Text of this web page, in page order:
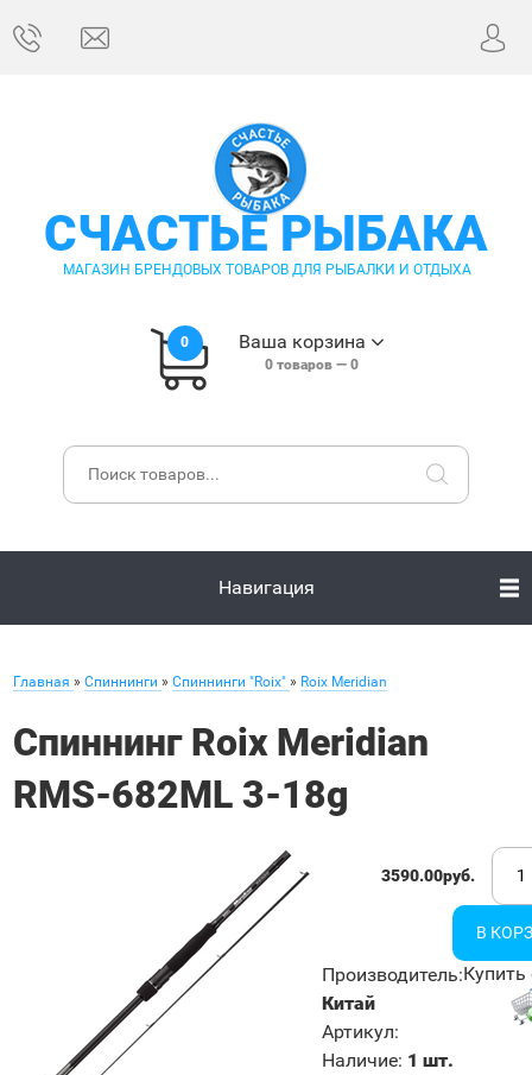
СЧАСТЬЕ РЫБАКА
МАГАЗИН БРЕНДОВЫХ ТОВАРОВ ДЛЯ РЫБАЛКИ И ОТДЫХА
0 Ваша корзина
0товаров — 0
Навигация
Главная » Спиннинги » Спиннинги "Roix" » Roix Meridian
Спиннинг Roix Meridian
RMS-682ML 3-18g
3590.00руб.
Производитель:
Китай
Артикул:
Наличие: 1 шт.
Купить